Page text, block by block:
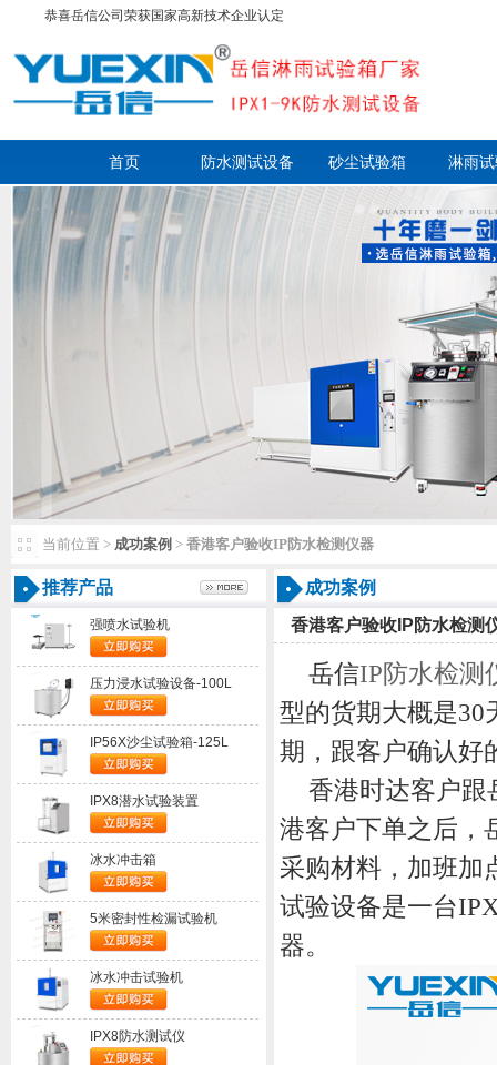
恭喜岳信公司荣获国家高新技术企业认定
首页 防水测试设备 砂尘试验箱 淋雨
走进岳信 联系
当前位置> 成功案例 > 香港客户验收IP防水检测仪器
推荐产品
强喷水试验机
压力浸水试验设备-100L
IP56X沙尘试验箱-125L
IPX8潜水试验装置
冰水冲击箱
5米密封性检漏试验机
冰水冲击试验机
IPX8防水测试仪
成功案例
香港客户验收IP防水检测
岳信IP防水检测
型的货期大概是30
期，跟客户确认好
香港时达客户跟
港客户下单之后，
采购材料，加班加
试验设备是一台
器。